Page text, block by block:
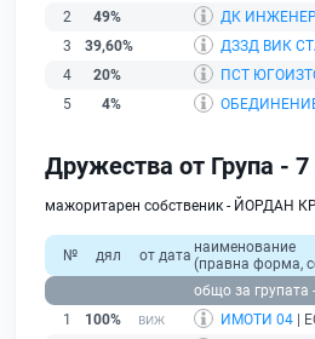
2
49% ДК
3
39,60% ДЗЗД ВИК
4
20% ПСТ
5
4%
Дружества от Група - 7
мажоритарен собственик -
№ дял от дата наименование
(правна форма,
общо за групата
1
100% ИМОТИ 04 |